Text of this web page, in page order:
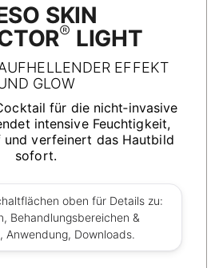
SKIN
® LIGHT
EFFEKT
GLOW
für die nicht‑invasive
intensive Feuchtigkeit,
verfeinert das Hautbild
sofort.
oben für Details zu:
Behandlungsbereichen &
Anwendung, Downloads.